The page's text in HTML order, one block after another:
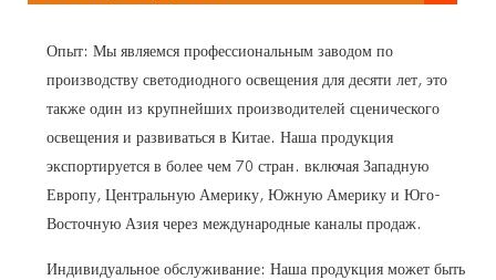
Опыт: Мы являемся профессиональным заводом по
производству светодиодного освещения для десяти лет, это
также один из крупнейших производителей сценического
освещения и развиваться в Китае. Наша продукция
экспортируется в более чем 70 стран. включая Западную
Европу, Центральную Америку, Южную Америку и Юго-
Восточную Азия через международные каналы продаж.
Индивидуальное обслуживание: Наша продукция может быть